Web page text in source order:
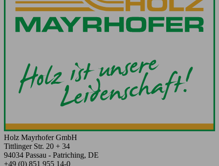
Holz Mayrhofer GmbH
Tittlinger Str. 20 + 34
94034 Passau - Patriching, DE
+49 (0) 851 955 14-0